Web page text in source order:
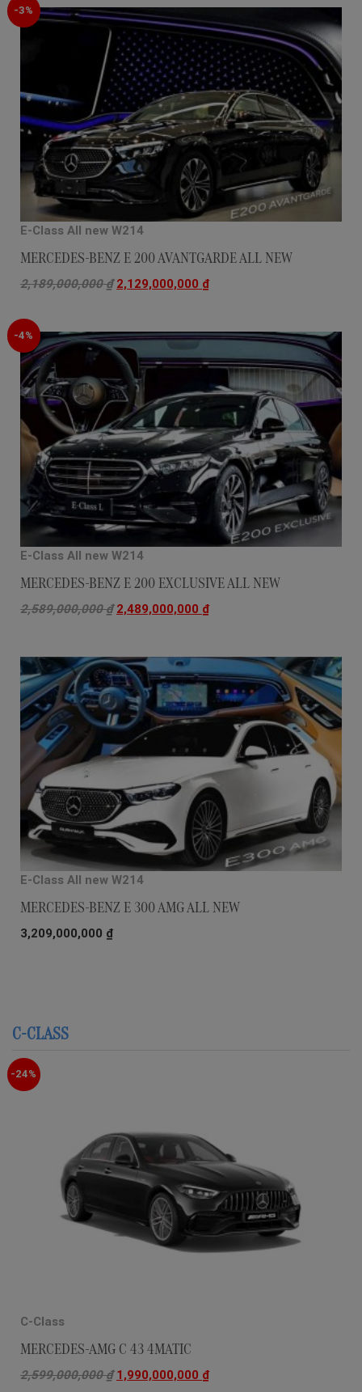
-3%
E-Class All new W214
MERCEDES-BENZ E 200 AVANTGARDE ALL NEW
2,189,000,000₫ 2,129,000,000 ₫
-4%
E-Class All new W214
MERCEDES-BENZ E 200 EXCLUSIVE ALL NEW
2,589,000,000₫ 2,489,000,000 ₫
E-Class All new W214
MERCEDES-BENZ E 300 AMG ALL NEW
3,209,000,000 ₫
C-CLASS
-24%
C-Class
MERCEDES-AMG C 43 4MATIC
2,599,000,000₫ 1,990,000,000 ₫